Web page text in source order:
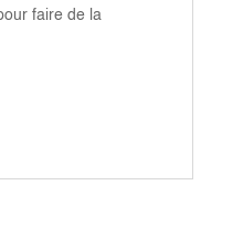
faire de la